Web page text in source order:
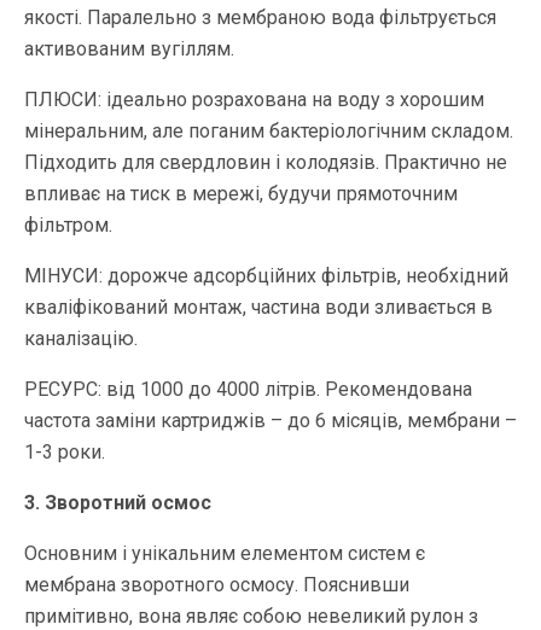
якості. Паралельно з мембраною вода фільтрується
активованим вугіллям.
ПЛЮСИ: ідеально розрахована на воду з хорошим
мінеральним, але поганим бактеріологічним складом.
Підходить для свердловин і колодязів. Практично не
впливає на тиск в мережі, будучи прямоточним
фільтром.
МІНУСИ: дорожче адсорбційних фільтрів, необхідний
кваліфікований монтаж, частина води зливається в
каналізацію.
РЕСУРС: від 1000 до 4000 літрів. Рекомендована
частота заміни картриджів – до 6 місяців, мембрани –
1-3 роки.
3. Зворотний осмос
Основним і унікальним елементом систем є
мембрана зворотного осмосу. Пояснивши
примітивно, вона являє собою невеликий рулон з